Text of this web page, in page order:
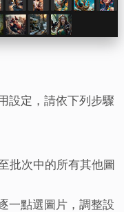
設定，請依下列步驟
批次中的所有其他圖
一點選圖片，調整設